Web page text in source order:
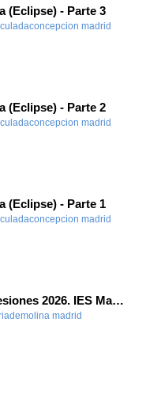
(Eclipse) - Parte 3
madrid
(Eclipse) - Parte 2
madrid
(Eclipse) - Parte 1
madrid
Feria de las profesiones 2026. IES María de Molina
madrid